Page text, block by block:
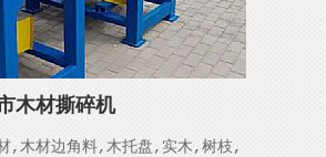
木材撕碎机
,木材边角料,木托盘,实木,树枝,